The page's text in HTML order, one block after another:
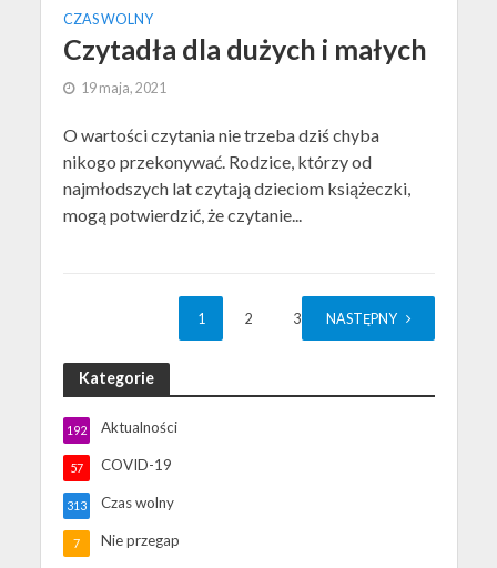
CZAS WOLNY
Czytadła dla dużych i małych
19 maja, 2021
O wartości czytania nie trzeba dziś chyba
nikogo przekonywać. Rodzice, którzy od
najmłodszych lat czytają dzieciom książeczki,
mogą potwierdzić, że czytanie...
1 2 3 NASTĘPNY
Kategorie
Aktualności
192
COVID-19
57
Czas wolny
313
Nie przegap
7